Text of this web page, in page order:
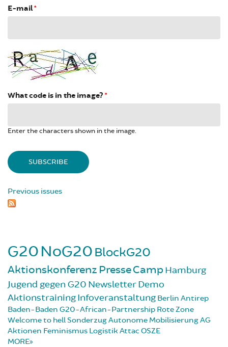
E-mail*
What code is in the image? *
Enter the characters shown in the image.
Previous issues
G20NoG20 BlockG20
Aktionskonferenz PresseCampHamburg
Jugend gegen G20 NewsletterDemo
AktionstrainingInfoveranstaltung Berlin Antirep
Baden-Baden G20-African-Partnership Rote Zone
Welcome to hellSonderzugAutonome MobilisierungAG
Aktionen Feminismus Logistik Attac OSZE
MORE